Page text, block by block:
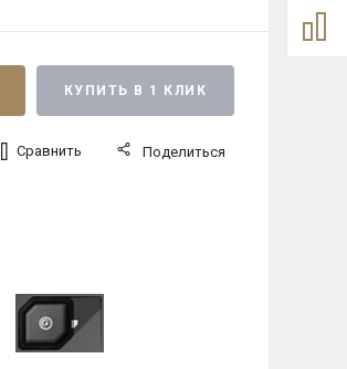
КУПИТЬ В 1 КЛИК
Сравнить Поделиться